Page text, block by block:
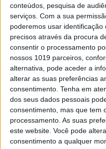
conteúdos, pesquisa de
serviços. Com a sua
poderemos usar
precisos através da procura
consentir o processamento
nossos 1019 parceiros,
alternativa, pode aceder a
alterar as suas preferências
consentimento. Tenha em
dos seus dados pessoais
consentimento, mas que tem
processamento. As suas
este website. Você pode
consentimento a qualquer
SITES DO
Visão